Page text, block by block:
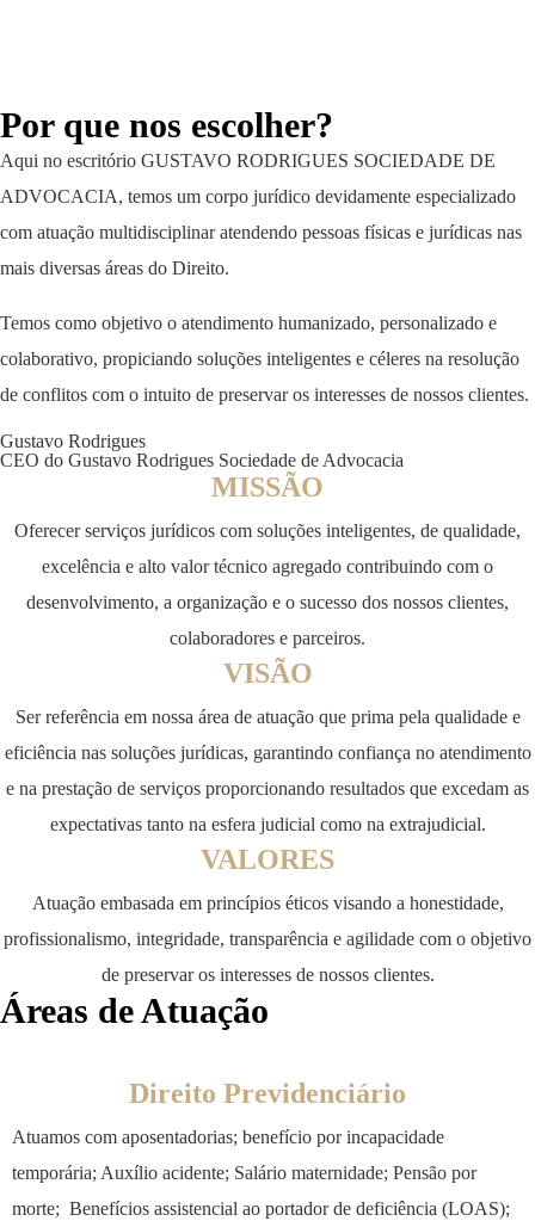
Por que nos escolher?
Aqui no escritório GUSTAVO RODRIGUES SOCIEDADE DE
ADVOCACIA, temos um corpo jurídico devidamente especializado
com atuação multidisciplinar atendendo pessoas físicas e jurídicas nas
mais diversas áreas do Direito.
Temos como objetivo o atendimento humanizado, personalizado e
colaborativo, propiciando soluções inteligentes e céleres na resolução
de conflitos com o intuito de preservar os interesses de nossos clientes.
Gustavo Rodrigues
CEO do Gustavo Rodrigues Sociedade de Advocacia
MISSÃO
Oferecer serviços jurídicos com soluções inteligentes, de qualidade,
excelência e alto valor técnico agregado contribuindo com o
desenvolvimento, a organização e o sucesso dos nossos clientes,
colaboradores e parceiros.
VISÃO
Ser referência em nossa área de atuação que prima pela qualidade e
eficiência nas soluções jurídicas, garantindo confiança no atendimento
e na prestação de serviços proporcionando resultados que excedam as
expectativas tanto na esfera judicial como na extrajudicial.
VALORES
Atuação embasada em princípios éticos visando a honestidade,
profissionalismo, integridade, transparência e agilidade com o objetivo
de preservar os interesses de nossos clientes.
Áreas de Atuação
Direito Previdenciário
Atuamos com aposentadorias; benefício por incapacidade
temporária; Auxílio acidente; Salário maternidade; Pensão por
morte; Benefícios assistencial ao portador de deficiência (LOAS);